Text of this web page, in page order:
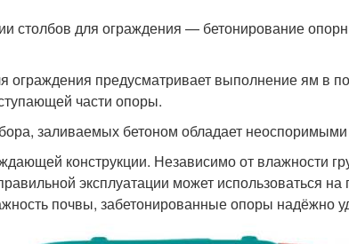
столбов для ограждения — бетонирование
ограждения предусматривает выполнение ям в
части опоры.
заливаемых бетоном обладает
конструкции. Независимо от влажности
эксплуатации может использоваться
почвы, забетонированные опоры надёжно